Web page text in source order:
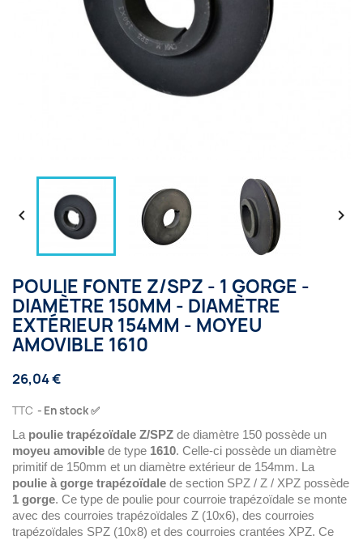
 
POULIE FONTE Z/SPZ - 1 GORGE -
DIAMÈTRE 150MM - DIAMÈTRE
EXTÉRIEUR 154MM - MOYEU
AMOVIBLE 1610
26,04 €
TTC En stock ✅
La poulie trapézoïdale Z/SPZ de diamètre 150 possède un
moyeu amovible de type 1610. Celle-ci possède un diamètre
primitif de 150mm et un diamètre extérieur de 154mm. La
poulie à gorge trapézoïdale de section SPZ / Z / XPZ possède
1 gorge. Ce type de poulie pour courroie trapézoïdale se monte
avec des courroies trapézoïdales Z (10x6), des courroies
trapézoïdales SPZ (10x8) et des courroies crantées XPZ. Ce